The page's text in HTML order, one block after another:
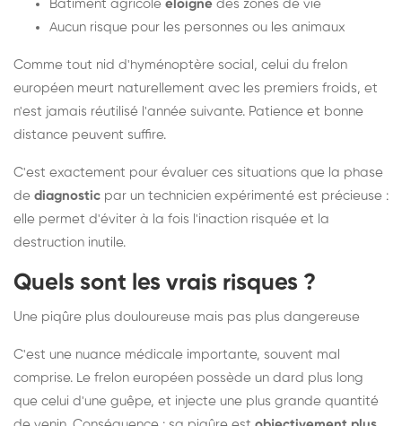
Bâtiment agricole éloigné des zones de vie
Aucun risque pour les personnes ou les animaux
Comme tout nid d'hyménoptère social, celui du frelon
européen meurt naturellement avec les premiers froids, et
n'est jamais réutilisé l'année suivante. Patience et bonne
distance peuvent suffire.
C'est exactement pour évaluer ces situations que la phase
de diagnostic par un technicien expérimenté est précieuse :
elle permet d'éviter à la fois l'inaction risquée et la
destruction inutile.
Quels sont les vrais risques ?
Une piqûre plus douloureuse mais pas plus dangereuse
C'est une nuance médicale importante, souvent mal
comprise. Le frelon européen possède un dard plus long
que celui d'une guêpe, et injecte une plus grande quantité